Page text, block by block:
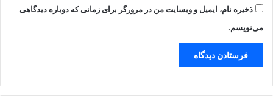
ذخیره نام، ایمیل و وبسایت من در مرورگر برای زمانی که دوباره دیدگاهی
می‌نویسم.